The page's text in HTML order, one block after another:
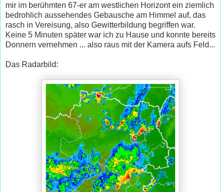
mir im berühmten 67-er am westlichen Horizont ein ziemlich
bedrohlich aussehendes Gebausche am Himmel auf, das
rasch in Vereisung, also Gewitterbildung begriffen war.
Keine 5 Minuten später war ich zu Hause und konnte bereits
Donnern vernehmen ... also raus mit der Kamera aufs Feld...
Das Radarbild: